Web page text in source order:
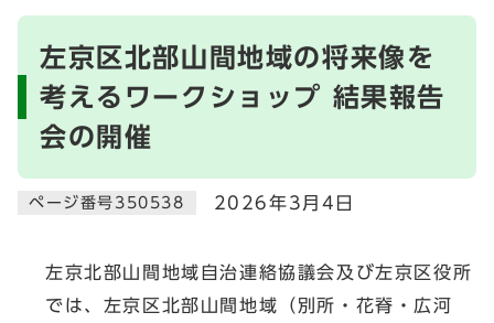
左京区北部山間地域の将来像を
考えるワークショップ 結果報告
会の開催
ページ番号350538 2026年3月4日
左京北部山間地域自治連絡協議会及び左京区役所
では、左京区北部山間地域（別所・花脊・広河